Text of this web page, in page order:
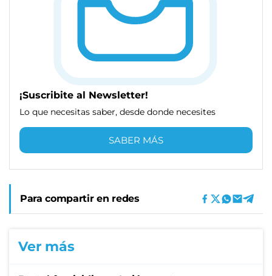
¡Suscribite al Newsletter!
Lo que necesitas saber, desde donde necesites
SABER MÁS
Para compartir en redes
Ver más